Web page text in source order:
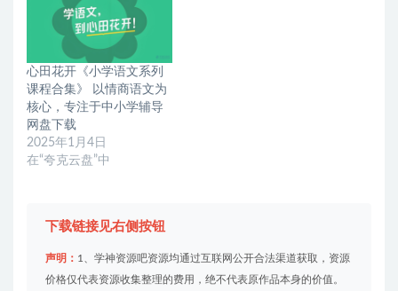
心田花开《小学语文系列
课程合集》 以情商语文为
核心，专注于中小学辅导
网盘下载
2025年1月4日
在“夸克云盘”中
下载链接见右侧按钮
声明： 1、学神资源吧资源均通过互联网公开合法渠道获取，资源
价格仅代表资源收集整理的费用，绝不代表原作品本身的价值。